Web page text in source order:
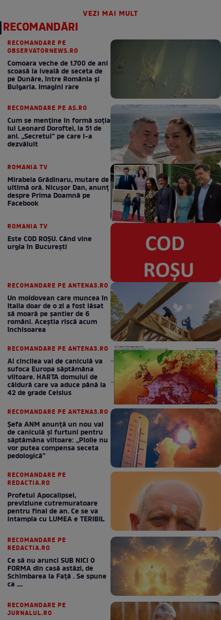
VEZI MAI MULT
RECOMANDĂRI
RECOMANDARE PE
OBSERVATORNEWS.RO
Comoara veche de 1.700 de ani
scoasă la iveală de seceta de
pe Dunăre, între România şi
Bulgaria. Imagini rare
RECOMANDARE PE AS.RO
Cum se menţine în formă soţia
lui Leonard Doroftei, la 51 de
ani. „Secretul” pe care l-a
dezvăluit
ROMANIA TV
Mirabela Grădinaru, mutare de
ultimă oră. Nicuşor Dan, anunţ
despre Prima Doamnă pe
Facebook
ROMANIA TV
Este COD ROŞU. Când vine
urgia în Bucureşti
RECOMANDARE PE ANTENA3.RO
Un moldovean care muncea în
Italia doar de o zi a fost lăsat
să moară pe şantier de 6
români. Aceștia riscă acum
închisoarea
RECOMANDARE PE ANTENA3.RO
Al cincilea val de caniculă va
sufoca Europa săptămâna
viitoare. HARTA domului de
căldură care va aduce până la
42 de grade Celsius
RECOMANDARE PE ANTENA3.RO
Șefa ANM anunță un nou val
de caniculă și furtuni pentru
săptămâna viitoare: „Ploile nu
vor putea compensa seceta
pedologică”
RECOMANDARE PE
REDACTIA.RO
Profetul Apocalipsei,
previziune cutremuratoare
pentru final de an. Ce se va
intampla cu LUMEA e TERIBIL
RECOMANDARE PE
REDACTIA.RO
Ce să nu arunci SUB NICI O
FORMA din casă astăzi, de
Schimbarea la Față . Se spune
ca ....
RECOMANDARE PE
JURNALUL.RO